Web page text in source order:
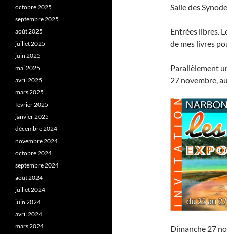
Salle des
Entrées libres.
de mes livres
Parallèlement
27 novembre,
Dimanche 27
octobre 2025
septembre 2025
août 2025
juillet 2025
juin 2025
mai 2025
avril 2025
mars 2025
février 2025
janvier 2025
décembre 2024
novembre 2024
octobre 2024
septembre 2024
août 2024
juillet 2024
juin 2024
avril 2024
mars 2024